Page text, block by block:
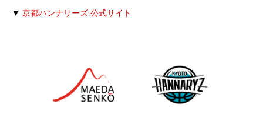
▼ 京都ハンナリーズ 公式サイト